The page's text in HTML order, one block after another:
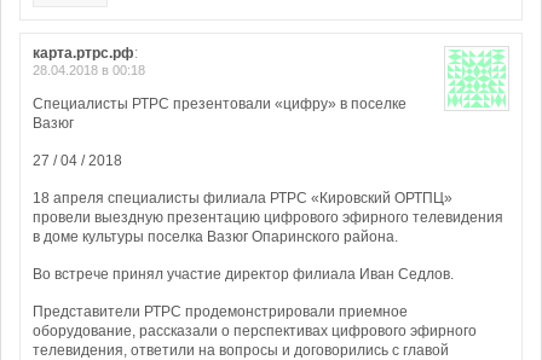
карта.ртрс.рф:
28.04.2018 в 00:18
Специалисты РТРС презентовали «цифру» в поселке
Вазюг
27 / 04 / 2018
18 апреля специалисты филиала РТРС «Кировский ОРТПЦ»
провели выездную презентацию цифрового эфирного телевидения
в доме культуры поселка Вазюг Опаринского района.
Во встрече принял участие директор филиала Иван Седлов.
Представители РТРС продемонстрировали приемное
оборудование, рассказали о перспективах цифрового эфирного
телевидения, ответили на вопросы и договорились с главой